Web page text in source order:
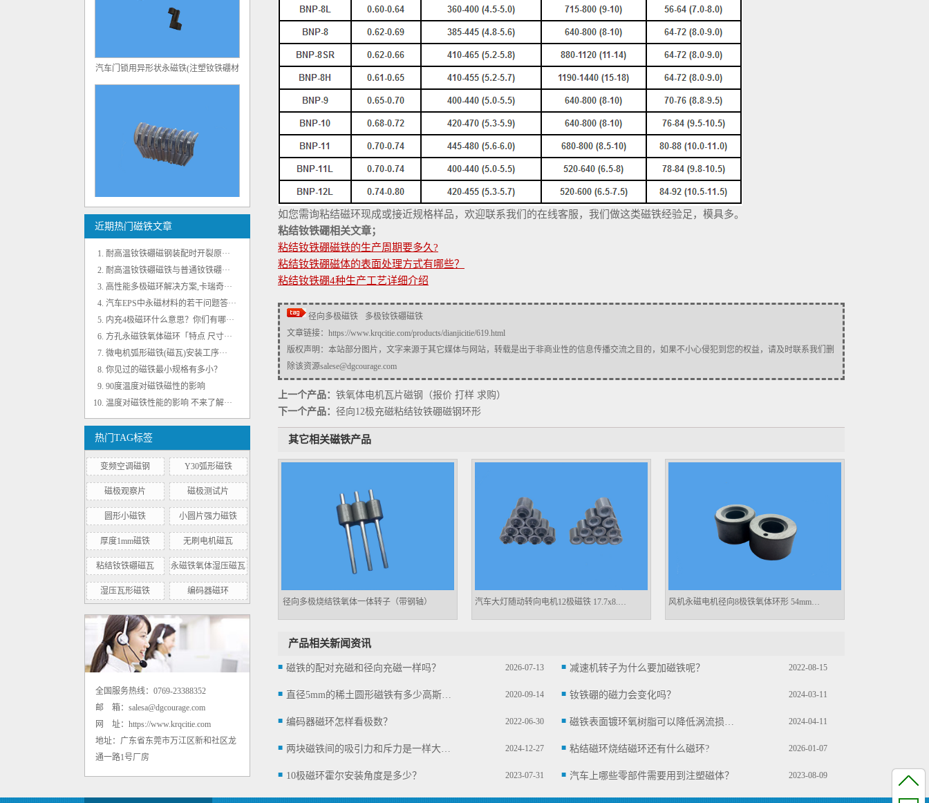
汽车门锁用异形状永磁铁(注塑钕铁硼材
N35EH黑色环氧强力磁瓦 耐温200℃
径向内充4极注塑铁氧体磁环 外径35mm
内孔8mm高剩磁径向转子磁环 500mt
近期热门磁铁文章
耐高温钕铁硼磁钢装配时开裂原···
耐高温钕铁硼磁铁与普通钕铁硼···
高性能多极磁环解决方案,卡瑞奇···
汽车EPS中永磁材料的若干问题答···
内充4极磁环什么意思？你们有哪···
方孔永磁铁氧体磁环「特点 尺寸···
微电机弧形磁铁(磁瓦)安装工序···
你见过的磁铁最小规格有多小？
90度温度对磁铁磁性的影响
温度对磁铁性能的影响 不来了解···
热门TAG标签
变频空调磁钢 Y30弧形磁铁
磁极观察片 磁极测试片
圆形小磁铁 小圆片强力磁铁
厚度1mm磁铁 无刷电机磁瓦
粘结钕铁硼磁瓦 永磁铁氧体湿压磁瓦
湿压瓦形磁铁 编码器磁环
全国服务热线：0769-23388352
邮 箱：salesa@dgcourage.com
网 址：https://www.krqcitie.com
地址：广东省东莞市万江区新和社区龙
通一路1号厂房
如您需询粘结磁环现成或接近规格样品，欢迎联系我们的在线客服，我们做这类磁铁经验足，模具多。
粘结钕铁硼相关文章；
粘结钕铁硼磁铁的生产周期要多久?
粘结钕铁硼磁体的表面处理方式有哪些？
粘结钕铁硼4种生产工艺详细介绍
径向多极磁铁
多极钕铁硼磁铁
文章链接： https://www.krqcitie.com/products/dianjicitie/619.html
版权声明：本站部分图片，文字来源于其它媒体与网站，转载是出于非商业性的信息传播交流之目的，如果不小心侵犯到您的权益，请及时联系我们删
除该资源salese@dgcourage.com
上一个产品： 铁氧体电机瓦片磁钢（报价 打样 求购）
下一个产品： 径向12极充磁粘结钕铁硼磁钢环形
其它相关磁铁产品
径向多极烧结铁氧体一体转子（带钢轴） 汽车大灯随动转向电机12极磁铁 17.7x8.45x16.7mm 风机永磁电机径向8极铁氧体环形 54mm外径
产品相关新闻资讯
磁铁的配对充磁和径向充磁一样吗？ 2026-07-13 减速机转子为什么要加磁铁呢？ 2022-08-15
直径5mm的稀土圆形磁铁有多少高斯及拉力？ 2020-09-14 钕铁硼的磁力会变化吗？ 2024-03-11
编码器磁环怎样看极数？ 2022-06-30 磁铁表面镀环氧树脂可以降低涡流损耗吗？ 2024-04-11
两块磁铁间的吸引力和斥力是一样大吗？ 2024-12-27 粘结磁环烧结磁环还有什么磁环? 2026-01-07
10极磁环霍尔安装角度是多少？ 2023-07-31 汽车上哪些零部件需要用到注塑磁体？ 2023-08-09